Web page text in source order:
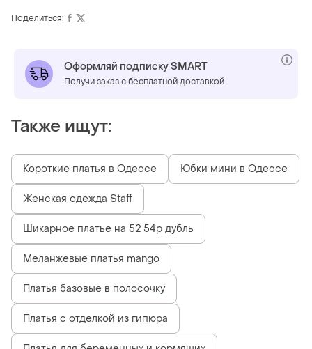
Поделиться:
Оформляй подписку SMART
Получи заказ с бесплатной доставкой
Также ищут:
Короткие платья в Одессе Юбки мини в Одессе
Женская одежда Staff
Шикарное платье на 52 54р дубль
Меланжевые платья mango
Платья базовые в полосочку
Платья с отделкой из гипюра